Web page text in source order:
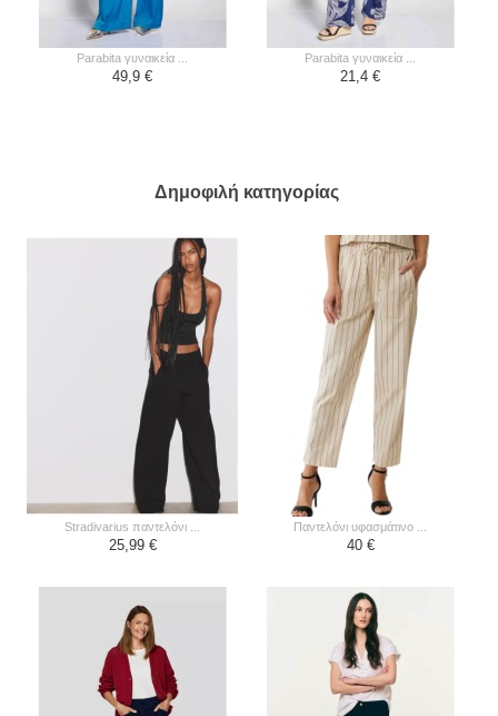
parabita γυναικεία ...
49,9 €
parabita γυναικεία ...
21,4 €
Δημοφιλή κατηγορίας
stradivarius παντελόνι ...
25,99 €
παντελόνι υφασμάτινο ...
40 €